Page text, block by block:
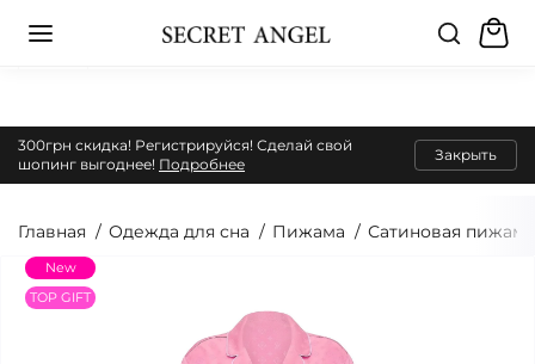
300грн скидка! Регистрируйся! Сделай свой
шопинг выгоднее! Подробнее
Закрыть
Главная Одежда для сна Пижама Сатиновая пижама
New
TOP GIFT